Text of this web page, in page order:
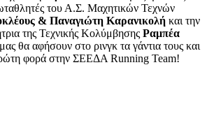
του Α.Σ. Μαχητικών Τεχνών
& Παναγιώτη Καρανικολή και την
της Τεχνικής Κολύμβησης Ραμπέα
θα αφήσουν στο ρινγκ τα γάντια τους και
φορά στην ΣΕΕΔΑ Running Team!